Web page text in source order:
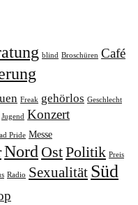
blind Broschüren Café
Freak gehörlos Geschlecht
Jugend Konzert
Pride Messe
Nord OstPolitik Preis
Radio Sexualität Süd